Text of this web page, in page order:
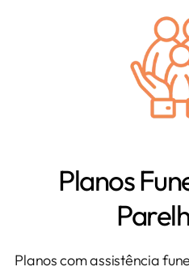
Planos
Planos com assistência